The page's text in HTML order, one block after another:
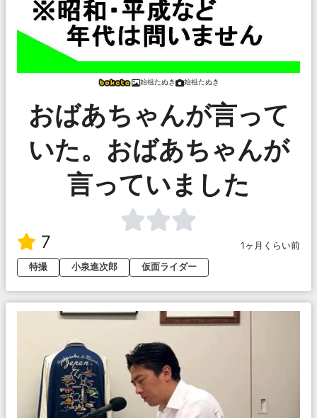
始祖たぬき 始祖たぬき
おばあちゃんが言って
いた。おばあちゃんが
言っていました
7
1ヶ月くらい前
特撮
小泉進次郎 仮面ライダー